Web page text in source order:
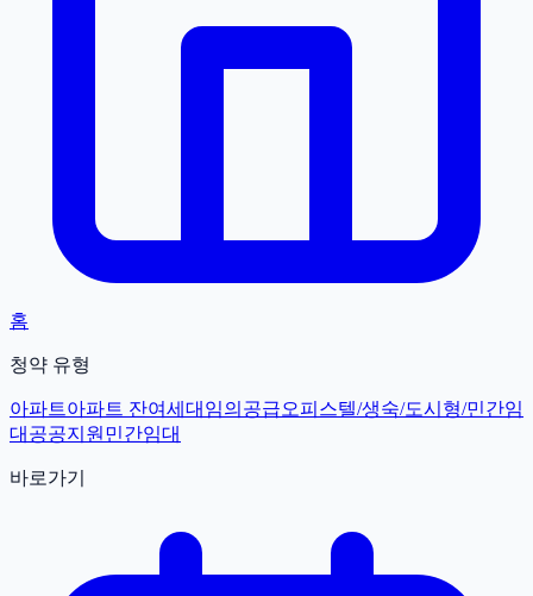
홈
청약 유형
아파트아파트 잔여세대 임의공급오피스텔/생숙/도시형/민간임
대 공공지원민간임대
바로가기